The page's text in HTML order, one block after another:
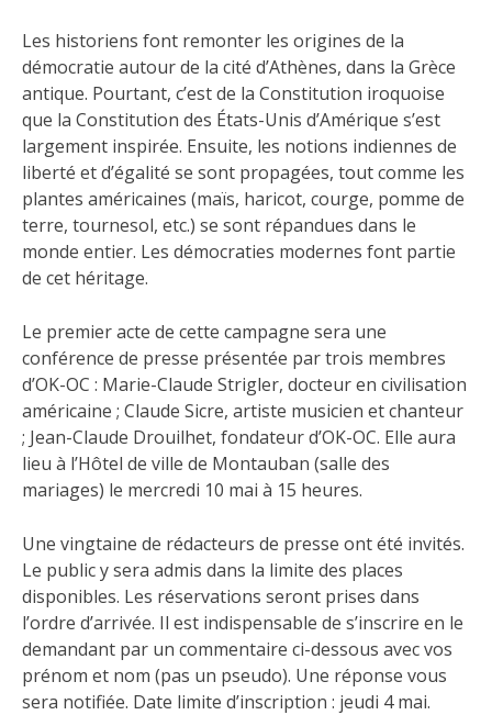
Les historiens font remonter les origines de la
démocratie autour de la cité d’Athènes, dans la Grèce
antique. Pourtant, c’est de la Constitution iroquoise
que la Constitution des États-Unis d’Amérique s’est
largement inspirée. Ensuite, les notions indiennes de
liberté et d’égalité se sont propagées, tout comme les
plantes américaines (maïs, haricot, courge, pomme de
terre, tournesol, etc.) se sont répandues dans le
monde entier. Les démocraties modernes font partie
de cet héritage.
Le premier acte de cette campagne sera une
conférence de presse présentée par trois membres
d’OK-OC : Marie-Claude Strigler, docteur en civilisation
américaine ; Claude Sicre, artiste musicien et chanteur
; Jean-Claude Drouilhet, fondateur d’OK-OC. Elle aura
lieu à l’Hôtel de ville de Montauban (salle des
mariages) le mercredi 10 mai à 15 heures.
Une vingtaine de rédacteurs de presse ont été invités.
Le public y sera admis dans la limite des places
disponibles. Les réservations seront prises dans
l’ordre d’arrivée. Il est indispensable de s’inscrire en le
demandant par un commentaire ci-dessous avec vos
prénom et nom (pas un pseudo). Une réponse vous
sera notifiée. Date limite d’inscription : jeudi 4 mai.